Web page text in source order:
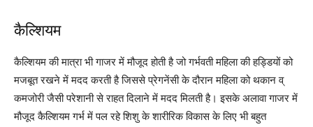
कैल्शियम
कैल्शियम की मात्रा भी गाजर में मौजूद होती है जो गर्भवती महिला की हड्डियों को
मजबूत रखने में मदद करती है जिससे प्रेगनेंसी के दौरान महिला को थकान व्
कमजोरी जैसी परेशानी से राहत दिलाने में मदद मिलती है। इसके अलावा गाजर में
मौजूद कैल्शियम गर्भ में पल रहे शिशु के शारीरिक विकास के लिए भी बहुत